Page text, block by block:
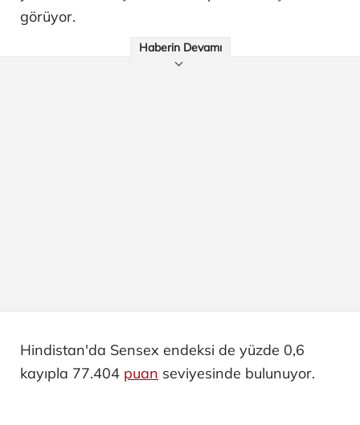
görüyor.
Haberin Devamı
Hindistan'da Sensex endeksi de yüzde 0,6
kayıpla 77.404 puan seviyesinde bulunuyor.